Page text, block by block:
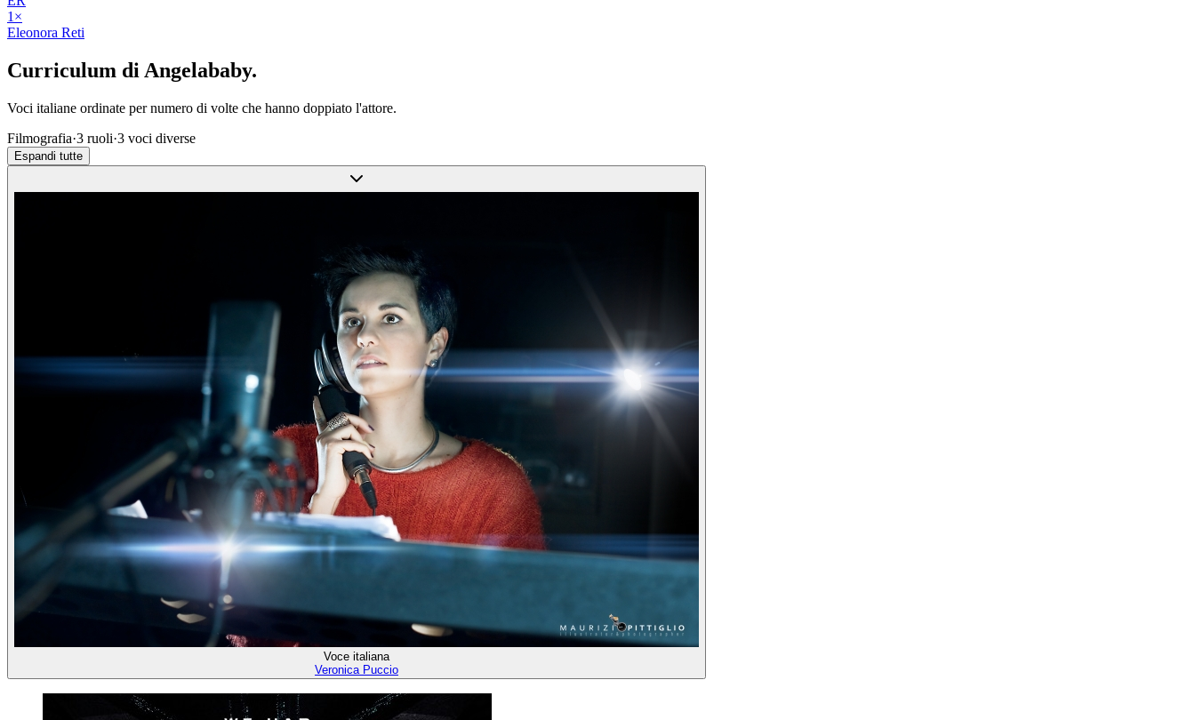
1 ×
Eleonora Reti
Curriculum di Angelababy.
Voci italiane ordinate per numero di volte che hanno doppiato l'attore.
Filmografia·3 ruoli·3 voci diverse
Espandi tutte
Voce italiana
Veronica Puccio